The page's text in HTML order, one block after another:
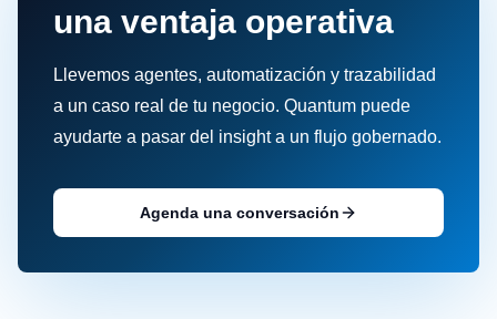
una ventaja operativa
Llevemos agentes, automatización y trazabilidad
a un caso real de tu negocio. Quantum puede
ayudarte a pasar del insight a un flujo gobernado.
Agenda una conversación